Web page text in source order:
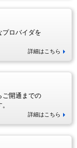
プロバイダを
詳細はこちら
ご開通までの
詳細はこちら